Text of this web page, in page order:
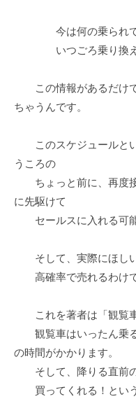
今は何の乗られて
いつごろ乗り換えた
この情報があるだけで
ちゃうんです。
このスケジュールとい
うころの
ちょっと前に、再度接
に先駆けて
セールスに入れる可能
そして、実際にほしい
高確率で売れるわけで
これを著者は「観覧車
観覧車はいったん乗る
の時間がかかります。
そして、降りる直前の
買ってくれる！という